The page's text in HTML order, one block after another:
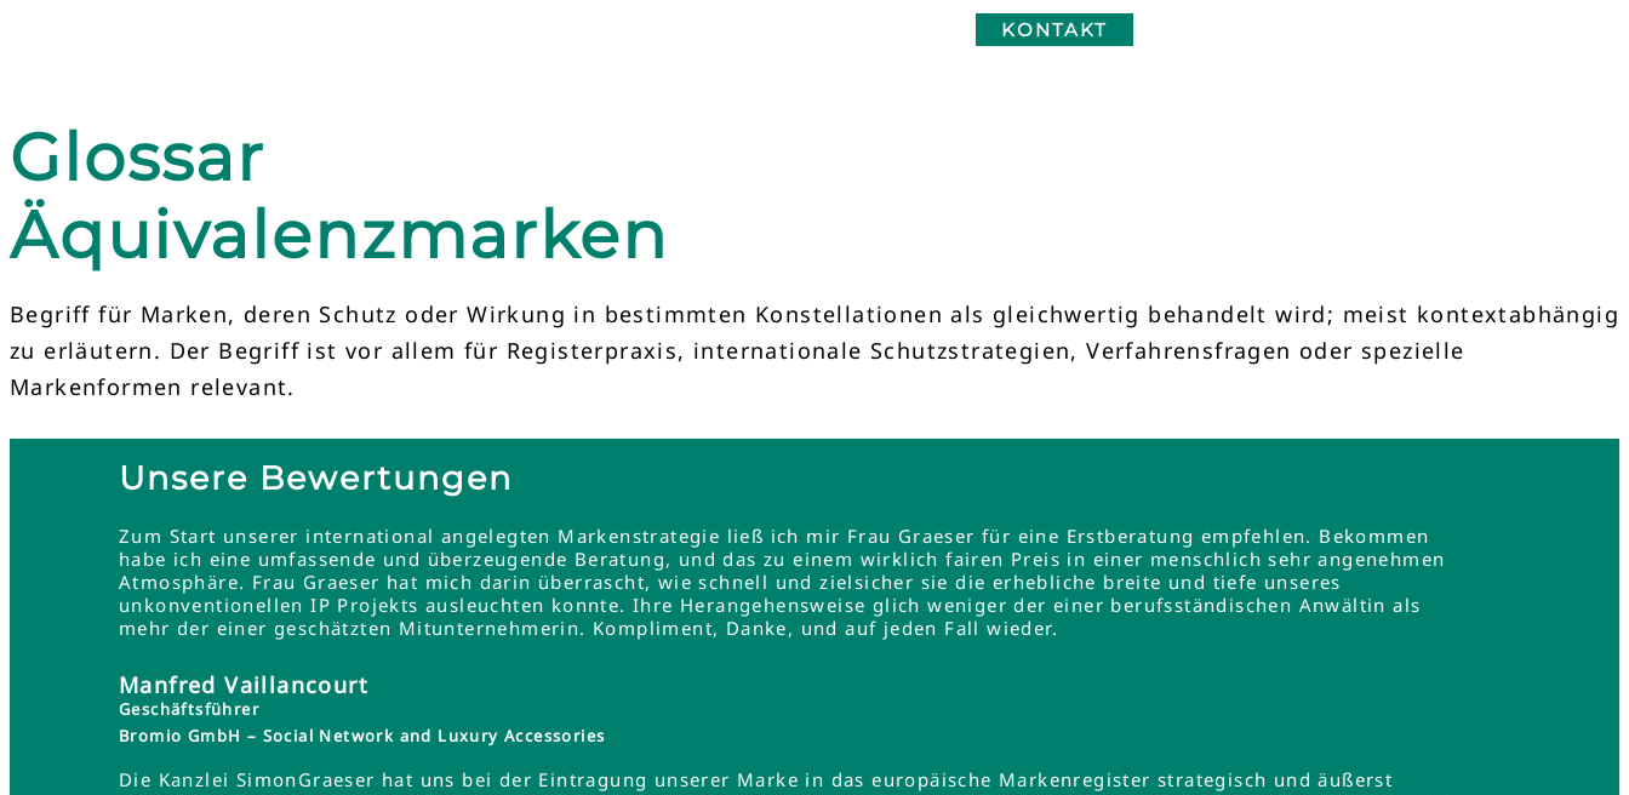
KONTAKT
Glossar
Äquivalenzmarken
Begriff für Marken, deren Schutz oder Wirkung in bestimmten Konstellationen als gleichwertig behandelt wird; meist kontextabhängig
zu erläutern. Der Begriff ist vor allem für Registerpraxis, internationale Schutzstrategien, Verfahrensfragen oder spezielle
Markenformen relevant.
Unsere Bewertungen
Zum Start unserer international angelegten Markenstrategie ließ ich mir Frau Graeser für eine Erstberatung empfehlen. Bekommen
habe ich eine umfassende und überzeugende Beratung, und das zu einem wirklich fairen Preis in einer menschlich sehr angenehmen
Atmosphäre. Frau Graeser hat mich darin überrascht, wie schnell und zielsicher sie die erhebliche breite und tiefe unseres
unkonventionellen IP Projekts ausleuchten konnte. Ihre Herangehensweise glich weniger der einer berufsständischen Anwältin als
mehr der einer geschätzten Mitunternehmerin. Kompliment, Danke, und auf jeden Fall wieder.
Manfred Vaillancourt
Geschäftsführer
Bromio GmbH – Social Network and Luxury Accessories
Die Kanzlei SimonGraeser hat uns bei der Eintragung unserer Marke in das europäische Markenregister strategisch und äußerst